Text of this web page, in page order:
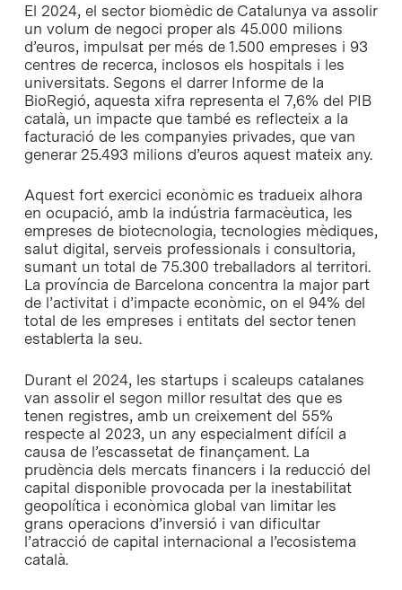
El 2024, el sector biomèdic de Catalunya va assolir
un volum de negoci proper als 45.000 milions
d’euros, impulsat per més de 1.500 empreses i 93
centres de recerca, inclosos els hospitals i les
universitats. Segons el darrer Informe de la
BioRegió, aquesta xifra representa el 7,6% del PIB
català, un impacte que també es reflecteix a la
facturació de les companyies privades, que van
generar 25.493 milions d’euros aquest mateix any.
Aquest fort exercici econòmic es tradueix alhora
en ocupació, amb la indústria farmacèutica, les
empreses de biotecnologia, tecnologies mèdiques,
salut digital, serveis professionals i consultoria,
sumant un total de 75.300 treballadors al territori.
La província de Barcelona concentra la major part
de l’activitat i d’impacte econòmic, on el 94% del
total de les empreses i entitats del sector tenen
establerta la seu.
Durant el 2024, les startups i scaleups catalanes
van assolir el segon millor resultat des que es
tenen registres, amb un creixement del 55%
respecte al 2023, un any especialment difícil a
causa de l’escassetat de finançament. La
prudència dels mercats financers i la reducció del
capital disponible provocada per la inestabilitat
geopolítica i econòmica global van limitar les
grans operacions d’inversió i van dificultar
l’atracció de capital internacional a l’ecosistema
català.